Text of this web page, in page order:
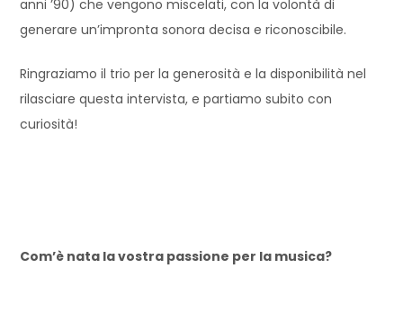
anni ’90) che vengono miscelati, con la volontà di
generare un’impronta sonora decisa e riconoscibile.
Ringraziamo il trio per la generosità e la disponibilità nel
rilasciare questa intervista, e partiamo subito con
curiosità!
Com’è nata la vostra passione per la musica?